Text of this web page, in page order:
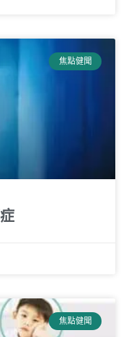
焦點健聞
焦點健聞